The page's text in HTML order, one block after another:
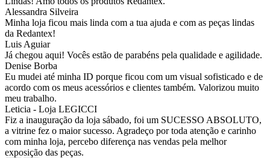
Alessandra Silveira
Minha loja ficou mais linda com a tua ajuda e com as peças lindas
da Redantex!
Luis Aguiar
Já chegou aqui! Vocês estão de parabéns pela qualidade e agilidade.
Denise Borba
Eu mudei até minha ID porque ficou com um visual sofisticado e de
acordo com os meus acessórios e clientes também. Valorizou muito
meu trabalho.
Leticia - Loja LEGICCI
Fiz a inauguração da loja sábado, foi um SUCESSO ABSOLUTO,
a vitrine fez o maior sucesso. Agradeço por toda atenção e carinho
com minha loja, percebo diferença nas vendas pela melhor
exposição das peças.